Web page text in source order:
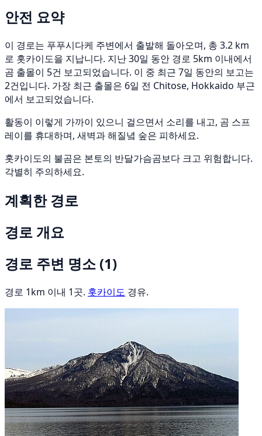
안전 요약
이 경로는 푸푸시다케 주변에서 출발해 돌아오며, 총 3.2 km
로 홋카이도을 지납니다. 지난 30일 동안 경로 5km 이내에서
곰 출몰이 5건 보고되었습니다. 이 중 최근 7일 동안의 보고는
2건입니다. 가장 최근 출몰은 6일 전 Chitose, Hokkaido 부근
에서 보고되었습니다.
활동이 이렇게 가까이 있으니 걸으면서 소리를 내고, 곰 스프
레이를 휴대하며, 새벽과 해질녘 숲은 피하세요.
홋카이도의 불곰은 본토의 반달가슴곰보다 크고 위험합니다.
각별히 주의하세요.
계획한 경로
경로 개요
경로 주변 명소 (1)
경로 1km 이내 1곳. 홋카이도 경유.